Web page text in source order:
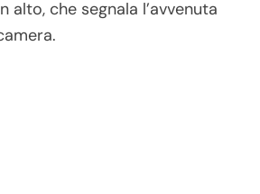
alto, che segnala l’avvenuta